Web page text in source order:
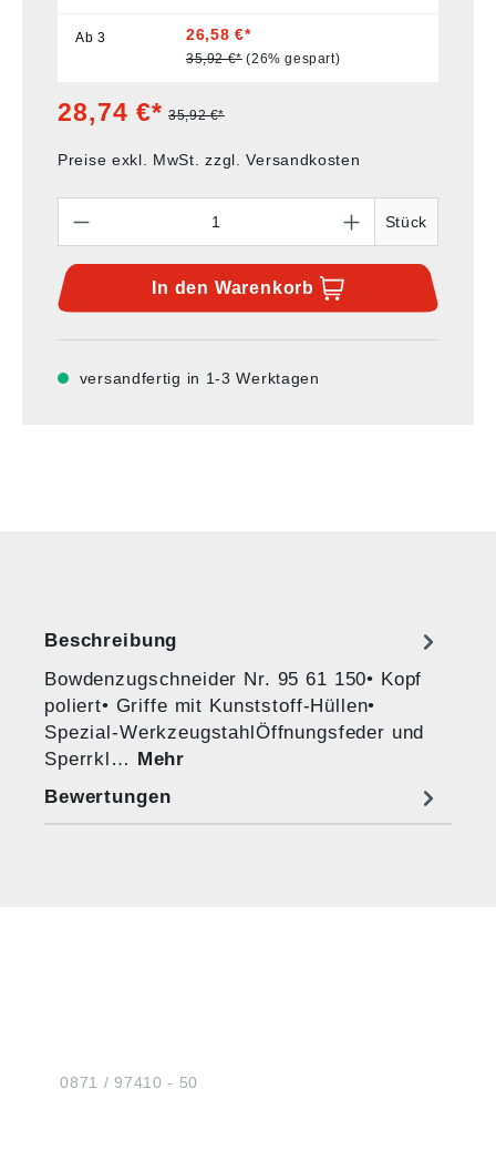
Ab 3 26,58 €*
35,92 €* (26% gespart)
28,74 €* 35,92 €*
Preise exkl. MwSt. zzgl. Versandkosten
Stück
In den Warenkorb
versandfertig in 1-3 Werktagen
Beschreibung
Bowdenzugschneider Nr. 95 61 150• Kopf
poliert• Griffe mit Kunststoff-Hüllen•
Spezial-WerkzeugstahlÖffnungsfeder und
Sperrkl… Mehr
Bewertungen
Tel.:0871 / 97410 - 50